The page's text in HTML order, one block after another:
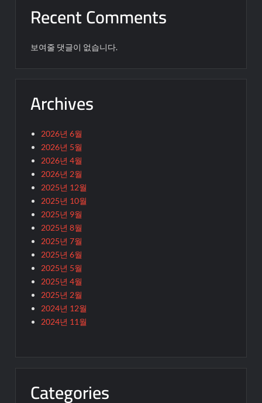
Recent Comments
보여줄 댓글이 없습니다.
Archives
2026년 6월
2026년 5월
2026년 4월
2026년 2월
2025년 12월
2025년 10월
2025년 9월
2025년 8월
2025년 7월
2025년 6월
2025년 5월
2025년 4월
2025년 2월
2024년 12월
2024년 11월
Categories